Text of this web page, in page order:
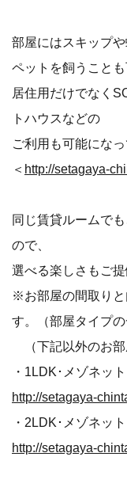
部屋にはスキップ
ペットを飼うことも
居住用だけでなく
トハウスなどの
ご利用も可能になっ
＜ http://setagaya-
同じ賃貸ルームで
ので、
選べる楽しさもご提
※お部屋の間取りと
す。（部屋タイプの
（下記以外のお部
・1LDK･メゾネッ
http://setagaya-
・2LDK･メゾネッ
http://setagaya-